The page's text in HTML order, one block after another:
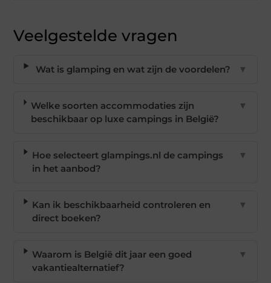
Veelgestelde vragen
Wat is glamping en wat zijn de voordelen? ▼
Welke soorten accommodaties zijn
beschikbaar op luxe campings in België?
▼
Hoe selecteert glampings.nl de campings
in het aanbod?
▼
Kan ik beschikbaarheid controleren en
direct boeken?
▼
Waarom is België dit jaar een goed
vakantiealternatief?
▼